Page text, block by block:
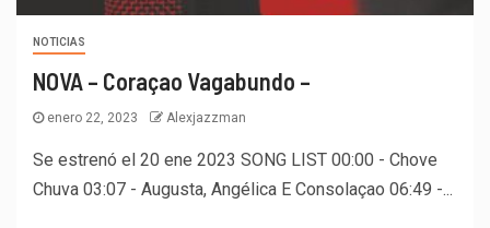
NOTICIAS
NOVA – Coraçao Vagabundo –
enero 22, 2023 Alexjazzman
Se estrenó el 20 ene 2023 SONG LIST 00:00 - Chove
Chuva 03:07 - Augusta, Angélica E Consolaçao 06:49 -...